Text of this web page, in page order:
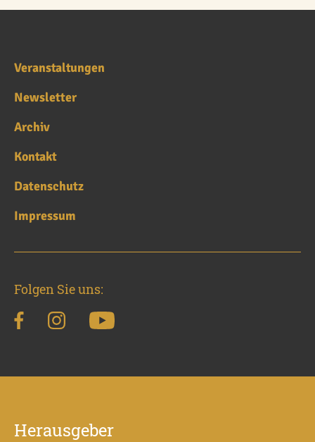
Veranstaltungen
Newsletter
Archiv
Kontakt
Datenschutz
Impressum
Folgen Sie uns:
Herausgeber